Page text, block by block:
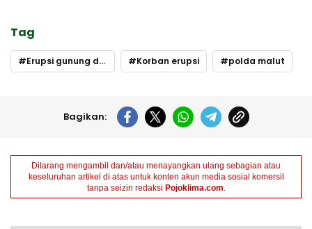
Tag
Erupsi gunung dukono Korban erupsi polda malut
Bagikan:
Dilarang mengambil dan/atau menayangkan ulang sebagian atau
keseluruhan artikel di atas untuk konten akun media sosial komersil
tanpa seizin redaksi Pojoklima.com